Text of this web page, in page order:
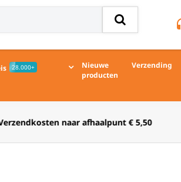
28.000+
Nieuwe
producten
Verzending
naar afhaalpunt € 5,50